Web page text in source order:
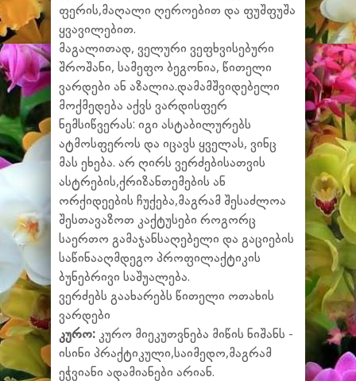
ფერის,მაღალი ღეროებით და ფუშფუშა
ყვავილებით.
მაგალითად, ველური ვეფხვისებური
შროშანი, სამეფო ბეგონია, წითელი
ვარდები ან აზალია.დამამშვიდებელი
მოქმედება აქვს ვარდისფერ
ნემსიწვერას: იგი ასტაბილურებს
ატმოსფეროს და იცავს ყველას, ვინც
მას ეხება. არ ღირს ვერძებისათვის
ასტრების,ქრიზანთემების ან
ორქიდეების ჩუქება,მაგრამ შესაძლოა
შესთავაზოთ კაქტუსები როგორც
საერთო გამაჯანსაღებელი და გაციების
საწინააღმდეგო პროფილაქტიკის
ბუნებრივი საშუალება.
ვერძებს გაახარებს წითელი ოთახის
ვარდები
კურო: კურო მიეკუთვნება მიწის ნიშანს -
ისინი პრაქტიკული,საიმედო,მაგრამ
ეჭვიანი ადამიანები არიან.